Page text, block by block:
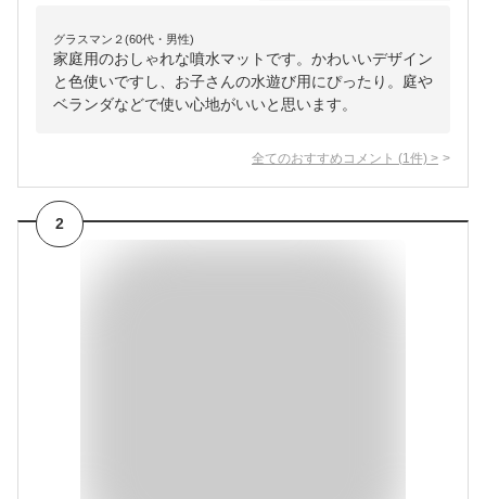
グラスマン２(60代・男性)
家庭用のおしゃれな噴水マットです。かわいいデザイン
と色使いですし、お子さんの水遊び用にぴったり。庭や
ベランダなどで使い心地がいいと思います。
全てのおすすめコメント (1 件) >
2